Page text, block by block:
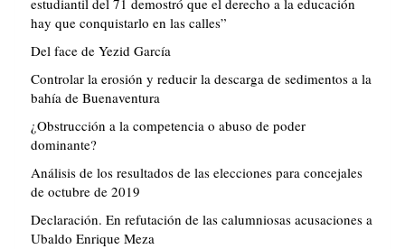
estudiantil del 71 demostró que el derecho a la educación
hay que conquistarlo en las calles”
Del face de Yezid García
Controlar la erosión y reducir la descarga de sedimentos a la
bahía de Buenaventura
¿Obstrucción a la competencia o abuso de poder
dominante?
Análisis de los resultados de las elecciones para concejales
de octubre de 2019
Declaración. En refutación de las calumniosas acusaciones a
Ubaldo Enrique Meza